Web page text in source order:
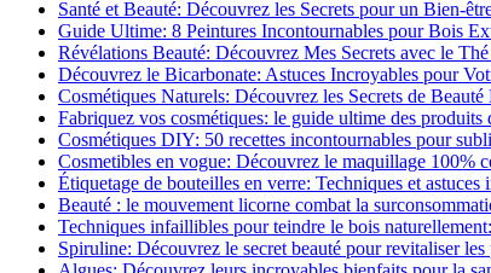
Santé et Beauté: Découvrez les Secrets pour un Bien-
Guide Ultime: 8 Peintures Incontournables pour Bois
Révélations Beauté: Découvrez Mes Secrets avec le
Découvrez le Bicarbonate: Astuces Incroyables pour
Cosmétiques Naturels: Découvrez les Secrets de Beauté
Fabriquez vos cosmétiques: le guide ultime des produits
Cosmétiques DIY: 50 recettes incontournables pour
Cosmetibles en vogue: Découvrez le maquillage 100%
Étiquetage de bouteilles en verre: Techniques et astuces
Beauté : le mouvement licorne combat la
Techniques infaillibles pour teindre le bois
Spiruline: Découvrez le secret beauté pour revitaliser les